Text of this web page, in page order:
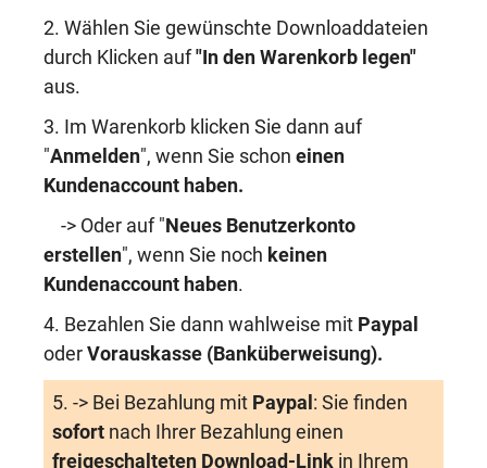
2. Wählen Sie gewünschte Downloaddateien
durch Klicken auf "In den Warenkorb legen"
aus.
3. Im Warenkorb klicken Sie dann auf
"Anmelden", wenn Sie schon einen
Kundenaccount haben.
-> Oder auf " Neues Benutzerkonto
erstellen", wenn Sie noch keinen
Kundenaccount haben.
4. Bezahlen Sie dann wahlweise mit Paypal
oder Vorauskasse (Banküberweisung).
5. -> Bei Bezahlung mit Paypal : Sie finden
sofort nach Ihrer Bezahlung einen
freigeschalteten Download-Link in Ihrem